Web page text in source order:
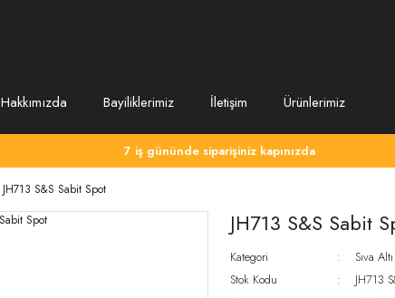
Hakkımızda Bayiliklerimiz İletişim Ürünlerimiz
7 iş gününde siparişiniz kapınızda
JH713 S&S Sabit Spot
JH713 S&S Sabit
Kategori
Sıva
Stok Kodu
JH713